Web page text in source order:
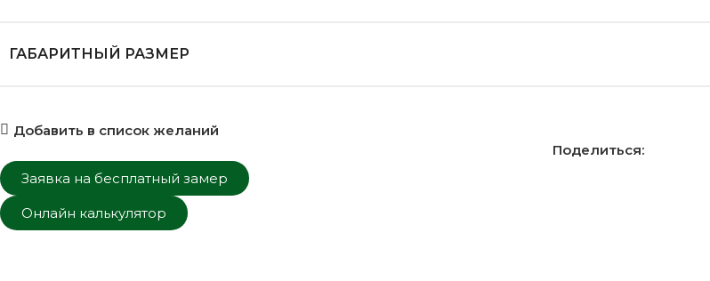
ГАБАРИТНЫЙ РАЗМЕР
Добавить в список желаний
Поделиться:
Заявка на бесплатный замер
Онлайн калькулятор